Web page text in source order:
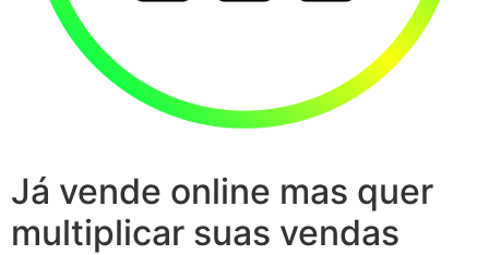
Já vende online mas quer
multiplicar suas vendas